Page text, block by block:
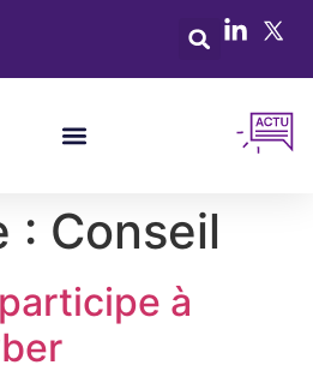
: Conseil
à